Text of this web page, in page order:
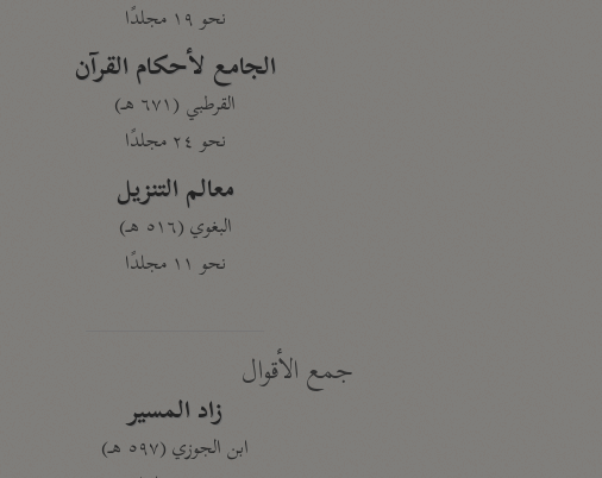
نحو ١٩ مجلدًا
الجامع لأحكام القرآن
القرطبي (٦٧١ هـ)
نحو ٢٤ مجلدًا
معالم التنزيل
البغوي (٥١٦ هـ)
نحو ١١ مجلدًا
جمع الأقوال
زاد المسير
ابن الجوزي (٥٩٧ هـ)